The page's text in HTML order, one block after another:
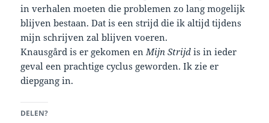
in verhalen moeten die problemen zo lang mogelijk
blijven bestaan. Dat is een strijd die ik altijd tijdens
mijn schrijven zal blijven voeren.
Knausgård is er gekomen en Mijn Strijd is in ieder
geval een prachtige cyclus geworden. Ik zie er
diepgang in.
DELEN?